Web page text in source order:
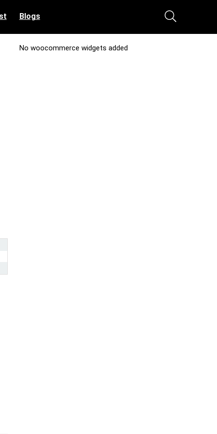
Blogs
No woocommerce widgets added